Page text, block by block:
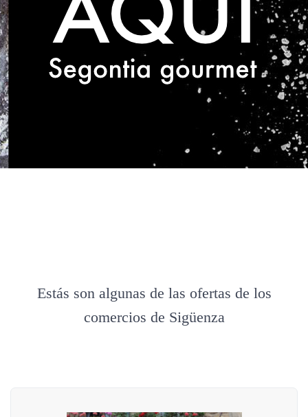
Estás son algunas de las ofertas de los
comercios de Sigüenza